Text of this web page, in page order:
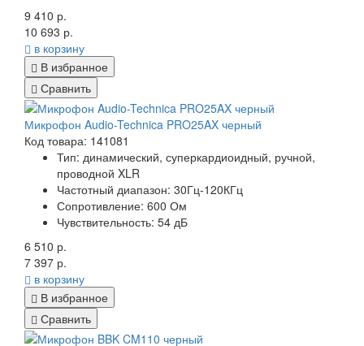
9 410 р.
10 693 р.
в корзину
В избранное
Сравнить
Микрофон Audio-Technica PRO25AX черный
Код товара: 141081
Тип: динамический, суперкардиоидный, ручной,
проводной XLR
Частотный диапазон: 30Гц-120КГц
Сопротивление: 600 Ом
Чувствительность: 54 дБ
6 510 р.
7 397 р.
в корзину
В избранное
Сравнить